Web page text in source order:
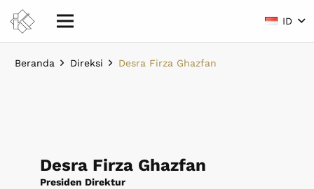
ID
Beranda Direksi Desra Firza Ghazfan
Desra Firza Ghazfan
Presiden Direktur